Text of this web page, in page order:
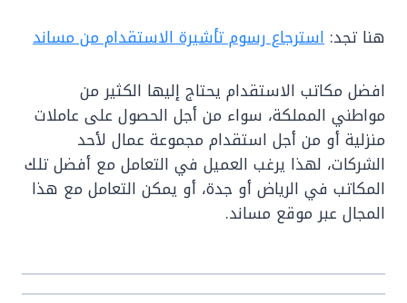
هنا تجد: استرجاع رسوم تأشيرة الاستقدام من مساند
افضل مكاتب الاستقدام يحتاج إليها الكثير من
مواطني المملكة، سواء من أجل الحصول على عاملات
منزلية أو من أجل استقدام مجموعة عمال لأحد
الشركات، لهذا يرغب العميل في التعامل مع أفضل تلك
المكاتب في الرياض أو جدة، أو يمكن التعامل مع هذا
المجال عبر موقع مساند.